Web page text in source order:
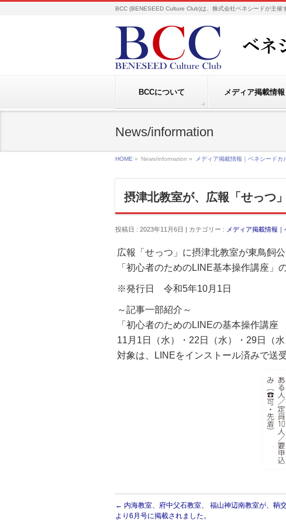
BCC (BENESEED Culture Club)は、株式会社ベネシードが主催
BCCについて メディア掲載情報
News/information
HOME » News/information » メディア掲載情報｜ベネシード
摂津北教室が、広報「せっつ
投稿日 : 2023年11月6日 | カテゴリー : メディア掲載情報
広報「せっつ」に摂津北教室が東鳥飼
「初心者のためのLINE基本操作講座」
※発行日 令和5年10月1日
～記事一部紹介～
「初心者のためのLINEの基本操作講
11月1日（水）・22日（水）・29日（
対象は、LINEをインストール済みで送
← 内海教室、府中父石教室、 福山神辺南教室が、鞆
より6月号に掲載されました。